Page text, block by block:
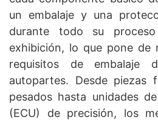
un embalaje y una
durante todo su
exhibición, lo que pone de
requisitos de embalaje
autopartes. Desde piezas
pesados ​​hasta unidades
(ECU) de precisión, los